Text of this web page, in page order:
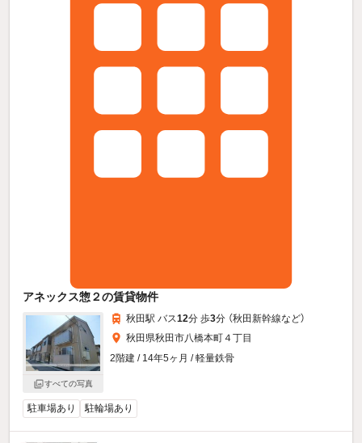
アネックス惣２の賃貸物件
すべての写真
秋田駅 バス12分 歩3分 （秋田新幹線など）
秋田県秋田市八橋本町４丁目
2階建 / 14年5ヶ月 / 軽量鉄骨
駐車場あり 駐輪場あり